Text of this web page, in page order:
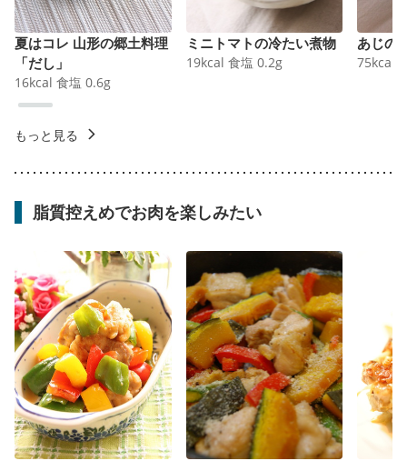
夏はコレ 山形の郷土料理
「だし」
16kcal 食塩 0.6g
ミニトマトの冷たい煮物
19kcal 食塩 0.2g
あじの
75kcal
もっと見る
脂質控えめでお肉を楽しみたい